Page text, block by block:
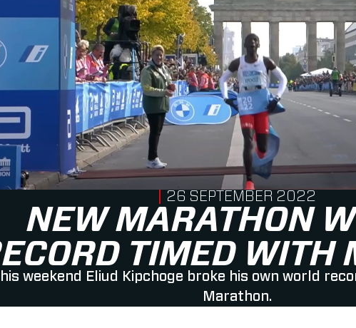
NEW MARATHON
TIMED WITH
weekend Eliud Kipchoge broke his own world
Marathon.
PUBLISHED ON
26 SEPTEMBER 2022